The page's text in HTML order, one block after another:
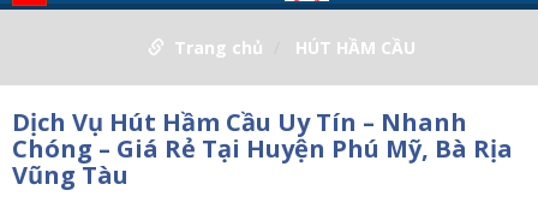
Trang chủ HÚT HẦM CẦU
Dịch Vụ Hút Hầm Cầu Uy Tín – Nhanh
Chóng – Giá Rẻ Tại Huyện Phú Mỹ, Bà Rịa
Vũng Tàu